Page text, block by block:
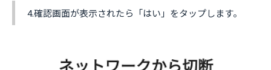
4.確認画面が表示されたら「はい」をタップします。